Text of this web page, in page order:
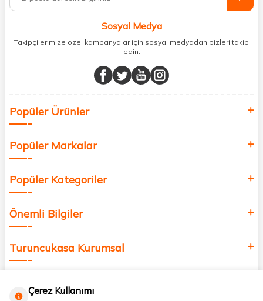
vücudunuzu desteklemek için güvenilir takviye edici gıdalara
minerallere kadar binlerce ürünü uygun fiyat ve hızlı kargo avantajıyla
sunuyoruz.
buluşturuyor ve online alışveriş deneyiminizi en iyi hale getiriyoruz.
Sağlık, güzellik ve iyi yaşam için aradığınız her şey burada!
değer katmak için bize katılın!
Sosyal Medya
Takipçilerimize özel kampanyalar için sosyal medyadan bizleri takip
edin.
Popüler Ürünler
Popüler Markalar
Popüler Kategoriler
Önemli Bilgiler
Turuncukasa Kurumsal
Çerez Kullanımı